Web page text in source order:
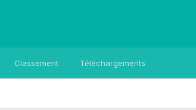
Classement Téléchargements